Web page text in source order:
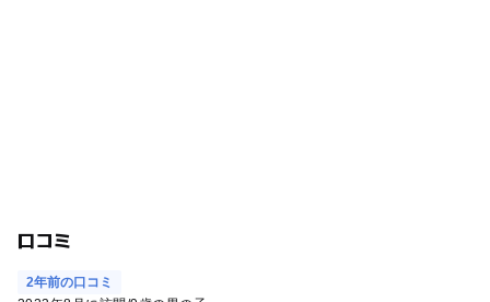
口コミ
2年前の口コミ